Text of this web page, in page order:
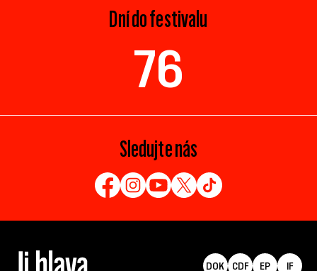
Dní do festivalu
76
Sledujte nás
DOK CDF EP IF